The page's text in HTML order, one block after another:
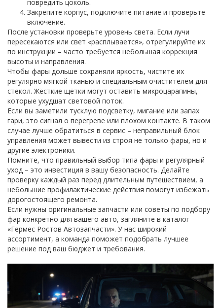
повредить цоколь.
Закрепите корпус, подключите питание и проверьте
включение.
После установки проверьте уровень света. Если лучи
пересекаются или свет «расплывается», отрегулируйте их
по инструкции – часто требуется небольшая коррекция
высоты и направления.
Чтобы фары дольше сохраняли яркость, чистите их
регулярно мягкой тканью и специальным очистителем для
стекол. Жёсткие щётки могут оставить микроцарапины,
которые ухудшат световой поток.
Если вы заметили тусклую подсветку, мигание или запах
гари, это сигнал о перегреве или плохом контакте. В таком
случае лучше обратиться в сервис – неправильный блок
управления может вывести из строя не только фары, но и
другие электроники.
Помните, что правильный выбор типа фары и регулярный
уход – это инвестиция в вашу безопасность. Делайте
проверку каждый раз перед длительным путешествием, а
небольшие профилактические действия помогут избежать
дорогостоящего ремонта.
Если нужны оригинальные запчасти или советы по подбору
фар конкретно для вашего авто, загляните в каталог
«Гермес Ростов Автозапчасти». У нас широкий
ассортимент, а команда поможет подобрать лучшее
решение под ваш бюджет и требования.